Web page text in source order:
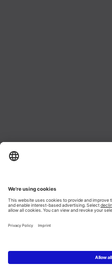
Instagram